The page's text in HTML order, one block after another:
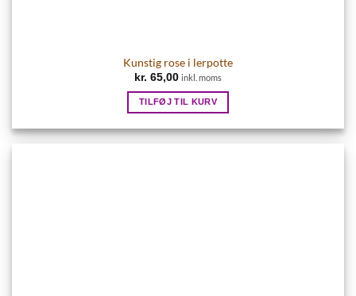
Kunstig rose i lerpotte
kr. 65,00 inkl. moms
TILFØJ TIL KURV